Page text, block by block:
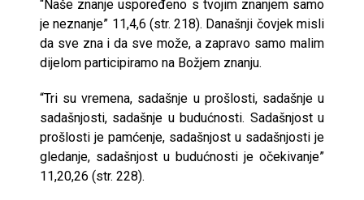
“Naše znanje uspoređeno s tvojim znanjem samo
je neznanje” 11,4,6 (str. 218). Današnji čovjek misli
da sve zna i da sve može, a zapravo samo malim
dijelom participiramo na Božjem znanju.
“Tri su vremena, sadašnje u prošlosti, sadašnje u
sadašnjosti, sadašnje u budućnosti. Sadašnjost u
prošlosti je pamćenje, sadašnjost u sadašnjosti je
gledanje, sadašnjost u budućnosti je očekivanje”
11,20,26 (str. 228).